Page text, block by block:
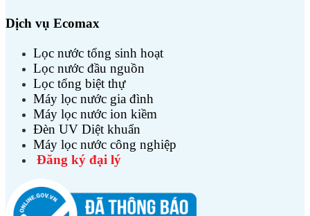
Dịch vụ Ecomax
Lọc nước tổng sinh hoạt
Lọc nước đầu nguồn
Lọc tổng biệt thự
Máy lọc nước gia đình
Máy lọc nước ion kiềm
Đèn UV Diệt khuẩn
Máy lọc nước công nghiệp
Đăng ký đại lý